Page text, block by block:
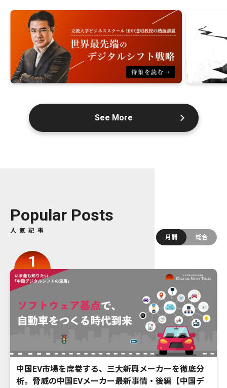
See More
Popular Posts
人気記事
月間
総合
中国EV市場を席巻する、三大新興メーカーを徹底分
析。脅威の中国EVメーカー最新事情・後編【中国デ